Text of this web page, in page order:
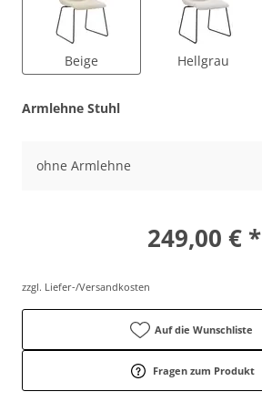
Beige Hellgrau
Armlehne Stuhl
ohne Armlehne
249,00 € *
zzgl. Liefer-/Versandkosten
Auf die Wunschliste
Fragen zum Produkt